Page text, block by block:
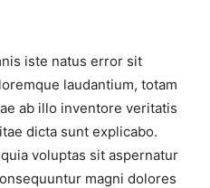
iste natus error sit
laudantium, totam
ab illo inventore veritatis
dicta sunt explicabo.
voluptas sit aspernatur
magni dolores